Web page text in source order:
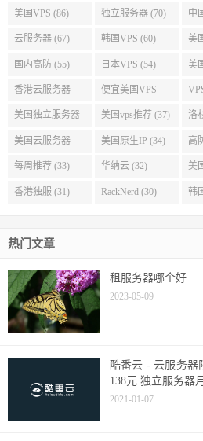
美国VPS (86) 独立服务器 (70) 中
云服务器 (67) 韩国VPS (60) 美
国内高防 (55) 日本VPS (54) 美
香港云服务器
(40)
便宜美国VPS
(38)
美国独立服务器
(37)
美国vps推荐 (37) 洛
美国云服务器
(34)
美国原生IP (34) 高
每周推荐 (33) 华纳云 (32) 美
香港独服 (31) RackNerd (30) 韩
热门文章
租服务器哪个好
2023-05-09
酷番云 - 云服务器
138元 独立服务
2021-01-07